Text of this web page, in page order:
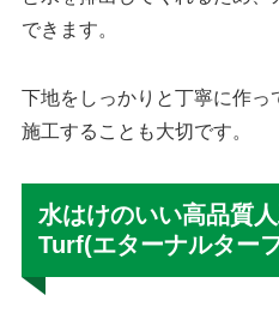
できます。
下地をしっかりと丁寧に作っ
施工することも大切です。
水はけのいい高品質
Turf(エターナルター